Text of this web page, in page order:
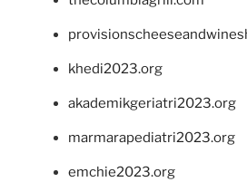
khedi2023.org
akademikgeriatri2023.org
marmarapediatri2023.org
emchie2023.org